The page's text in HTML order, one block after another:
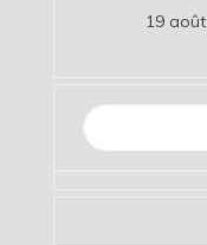
19 août